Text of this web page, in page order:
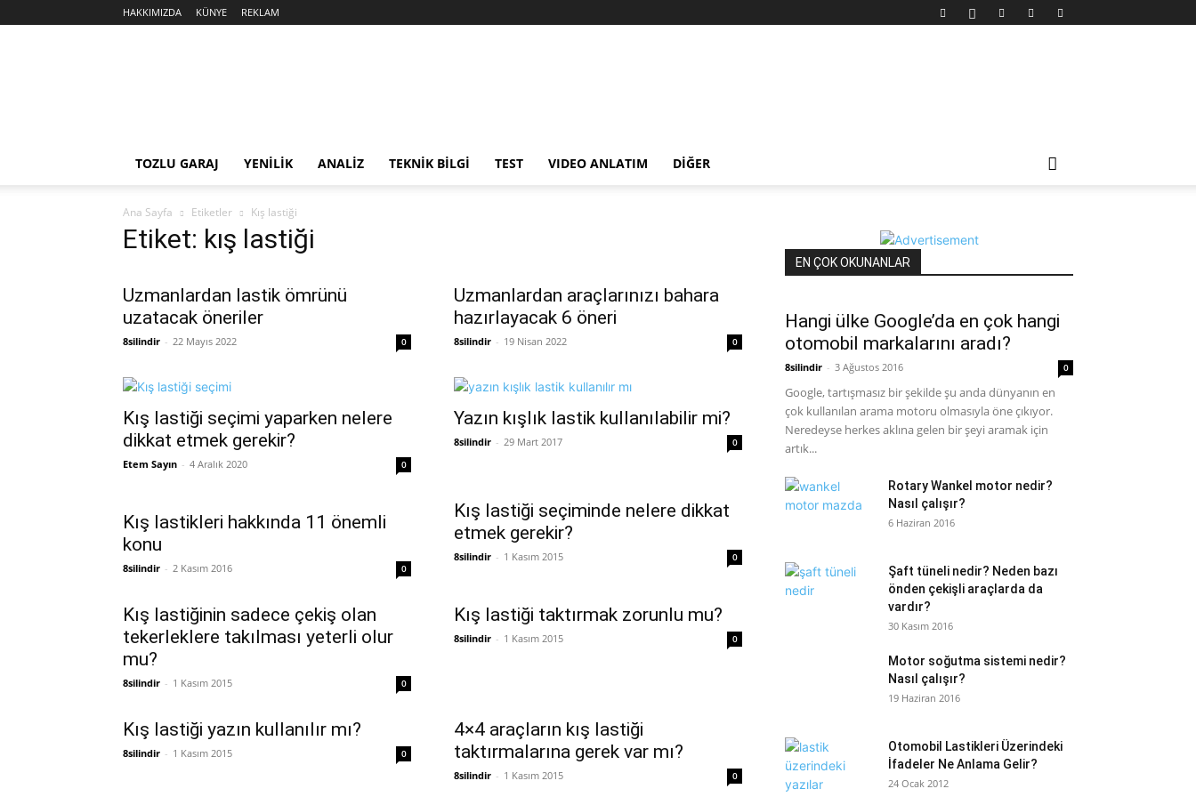
HAKKIMIZDA KÜNYE REKLAM
TOZLU GARAJ YENİLİK ANALİZ TEKNİK BİLGİ TEST VIDEO ANLATIM DİĞER
Ana Sayfa Etiketler Kış lastiği
Etiket: kış lastiği
Uzmanlardan lastik ömrünü
uzatacak öneriler
8silindir - 22 Mayıs 2022 0
Uzmanlardan araçlarınızı bahara
hazırlayacak 6 öneri
8silindir - 19 Nisan 2022 0
Kış lastiği seçimi yaparken nelere
dikkat etmek gerekir?
Etem Sayın - 4 Aralık 2020 0
Yazın kışlık lastik kullanılabilir mi?
8silindir - 29 Mart 2017 0
Kış lastikleri hakkında 11 önemli
konu
8silindir - 2 Kasım 2016 0
Kış lastiği seçiminde nelere dikkat
etmek gerekir?
8silindir - 1 Kasım 2015 0
Kış lastiğinin sadece çekiş olan
tekerleklere takılması yeterli olur
mu?
8silindir - 1 Kasım 2015 0
Kış lastiği taktırmak zorunlu mu?
8silindir - 1 Kasım 2015 0
Kış lastiği yazın kullanılır mı?
8silindir - 1 Kasım 2015 0
4×4 araçların kış lastiği
taktırmalarına gerek var mı?
8silindir - 1 Kasım 2015 0
EN ÇOK OKUNANLAR
Hangi ülke Google’da en çok hangi
otomobil markalarını aradı?
8silindir - 3 Ağustos 2016 0
Google, tartışmasız bir şekilde şu anda dünyanın en
çok kullanılan arama motoru olmasıyla öne çıkıyor.
Neredeyse herkes aklına gelen bir şeyi aramak için
artık...
Rotary Wankel motor nedir?
Nasıl çalışır?
6 Haziran 2016
Şaft tüneli nedir? Neden bazı
önden çekişli araçlarda da
vardır?
30 Kasım 2016
Motor soğutma sistemi nedir?
Nasıl çalışır?
19 Haziran 2016
Otomobil Lastikleri Üzerindeki
İfadeler Ne Anlama Gelir?
24 Ocak 2012